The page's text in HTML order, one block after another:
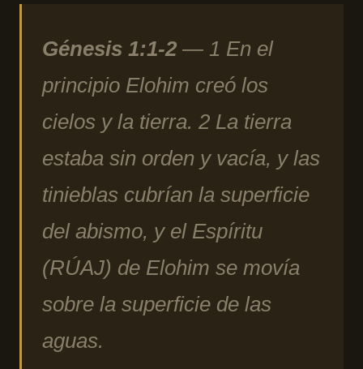
Génesis 1:1-2 — 1 En el
principio Elohim creó los
cielos y la tierra. 2 La tierra
estaba sin orden y vacía, y las
tinieblas cubrían la superficie
del abismo, y el Espíritu
(RÚAJ) de Elohim se movía
sobre la superficie de las
aguas.